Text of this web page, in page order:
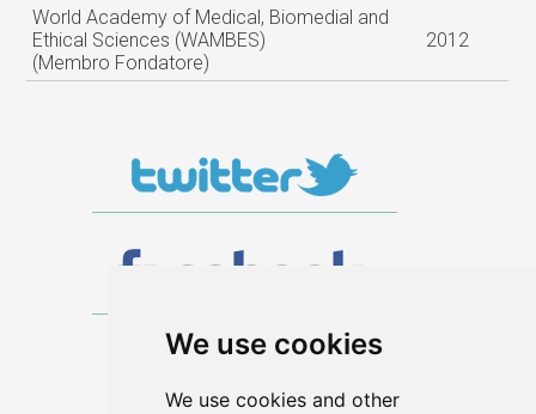
We use cookies
We use cookies and other
World Academy of Medical, Biomedial and
Ethical Sciences (WAMBES)
(Membro Fondatore)
2012